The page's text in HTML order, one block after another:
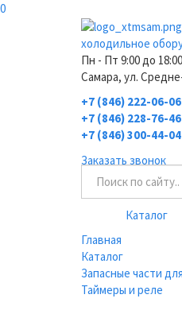
0
холодильное
Пн - Пт 9:00 до 18:00
Самара, ул.
+7 (846) 222-06-06
+7 (846) 228-76-46
+7 (846) 300-44-04
Заказать звонок
Каталог
Главная
Каталог
Запасные части
Таймеры и реле